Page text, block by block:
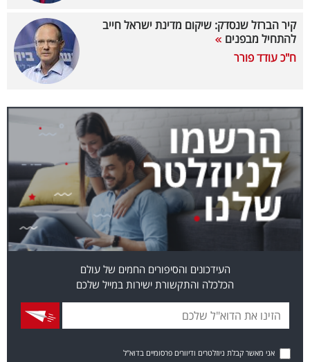
ניוזלטרים
מייל
אדום
אחרינו:
קיר הברזל שנסדק: שיקום מדינת ישראל חייב
להתחיל מבפנים
ח"כ עודד פורר
העידכונים והסיפורים החמים של עולם
הכלכלה והתקשורת ישירות במייל שלכם
אני מאשר קבלת ניוזלטרים ודיוורים פרסומיים בדוא"ל